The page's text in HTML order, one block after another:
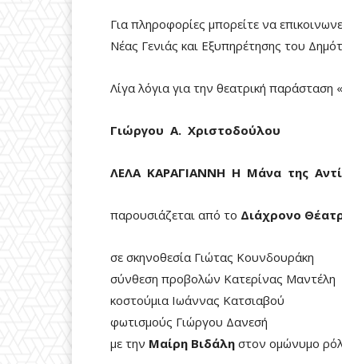
Για πληροφορίες μπορείτε να
Νέας Γενιάς και Εξυπηρέτησης του
Λίγα λόγια για την θεατρική
Γιώργου Α. Χριστοδούλου
ΛΕΛΑ ΚΑΡΑΓΙΑΝΝΗ Η Μάνα της
παρουσιάζεται από το Διάχρονο
σε σκηνοθεσία Γιώτας Κουνδουράκη
σύνθεση προβολών Κατερίνας Μαντέλη
κοστούμια Ιωάννας Κατσιαβού
φωτισμούς Γιώργου Δανεσή
με την Μαίρη Βιδάλη στον ομώνυμο